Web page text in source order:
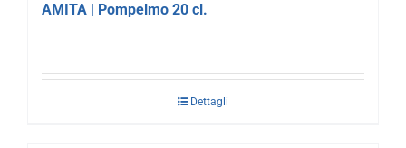
AMITA | Pompelmo 20 cl.
Dettagli